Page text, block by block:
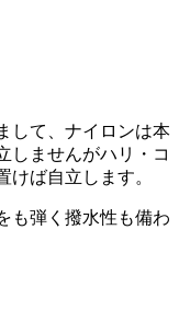
して、ナイロンは本
しませんがハリ・コ
けば自立します。
も弾く撥水性も備わ